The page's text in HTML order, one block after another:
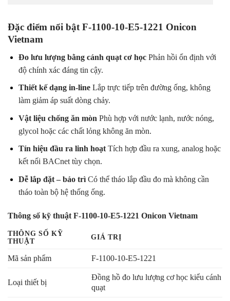
Đặc điểm nổi bật F-1100-10-E5-1221 Onicon
Vietnam
Đo lưu lượng bằng cánh quạt cơ họcPhản hồi ổn định với
độ chính xác đáng tin cậy.
Thiết kế dạng in-lineLắp trực tiếp trên đường ống, không
làm giảm áp suất dòng chảy.
Vật liệu chống ăn mòn Phù hợp với nước lạnh, nước nóng,
glycol hoặc các chất lỏng không ăn mòn.
Tín hiệu đầu ra linh hoạtTích hợp đầu ra xung, analog hoặc
kết nối BACnet tùy chọn.
Dễ lắp đặt – bảo trìCó thể tháo lắp đầu đo mà không cần
tháo toàn bộ hệ thống ống.
Thông số kỹ thuật F-1100-10-E5-1221 Onicon Vietnam
THÔNG SỐ KỸ
THUẬT
GIÁ TRỊ
Mã sản phẩm F-1100-10-E5-1221
Loại thiết bị
Đồng hồ đo lưu lượng cơ học kiểu cánh
quạt